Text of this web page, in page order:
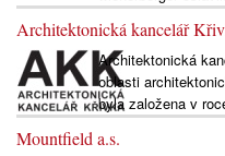
Architektonická kancelář
Architektonická
oblasti
byla založena v
Mountfield a.s.